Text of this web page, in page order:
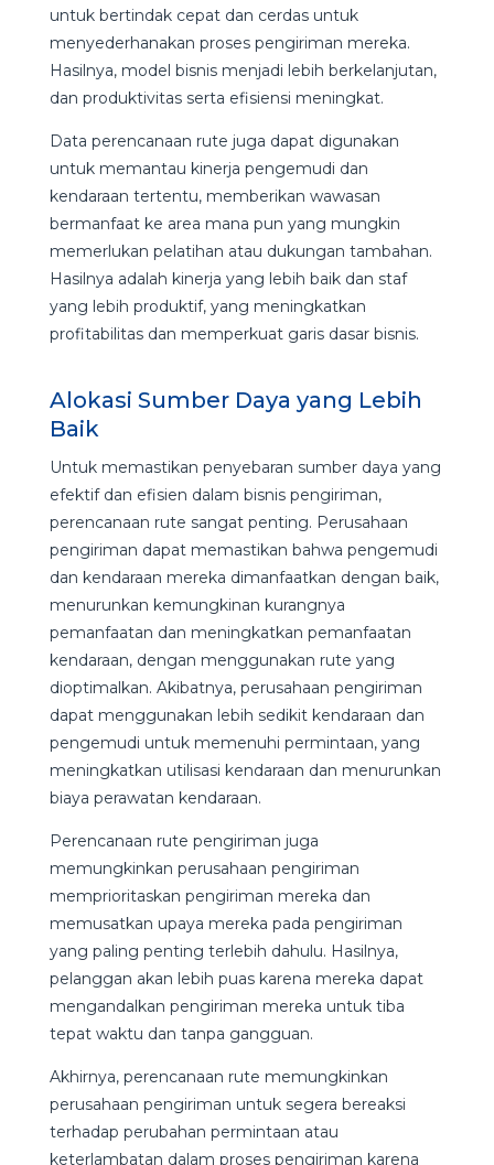
untuk bertindak cepat dan cerdas untuk
menyederhanakan proses pengiriman mereka.
Hasilnya, model bisnis menjadi lebih berkelanjutan,
dan produktivitas serta efisiensi meningkat.
Data perencanaan rute juga dapat digunakan
untuk memantau kinerja pengemudi dan
kendaraan tertentu, memberikan wawasan
bermanfaat ke area mana pun yang mungkin
memerlukan pelatihan atau dukungan tambahan.
Hasilnya adalah kinerja yang lebih baik dan staf
yang lebih produktif, yang meningkatkan
profitabilitas dan memperkuat garis dasar bisnis.
Alokasi Sumber Daya yang Lebih
Baik
Untuk memastikan penyebaran sumber daya yang
efektif dan efisien dalam bisnis pengiriman,
perencanaan rute sangat penting. Perusahaan
pengiriman dapat memastikan bahwa pengemudi
dan kendaraan mereka dimanfaatkan dengan baik,
menurunkan kemungkinan kurangnya
pemanfaatan dan meningkatkan pemanfaatan
kendaraan, dengan menggunakan rute yang
dioptimalkan. Akibatnya, perusahaan pengiriman
dapat menggunakan lebih sedikit kendaraan dan
pengemudi untuk memenuhi permintaan, yang
meningkatkan utilisasi kendaraan dan menurunkan
biaya perawatan kendaraan.
Perencanaan rute pengiriman juga
memungkinkan perusahaan pengiriman
memprioritaskan pengiriman mereka dan
memusatkan upaya mereka pada pengiriman
yang paling penting terlebih dahulu. Hasilnya,
pelanggan akan lebih puas karena mereka dapat
mengandalkan pengiriman mereka untuk tiba
tepat waktu dan tanpa gangguan.
Akhirnya, perencanaan rute memungkinkan
perusahaan pengiriman untuk segera bereaksi
terhadap perubahan permintaan atau
keterlambatan dalam proses pengiriman karena